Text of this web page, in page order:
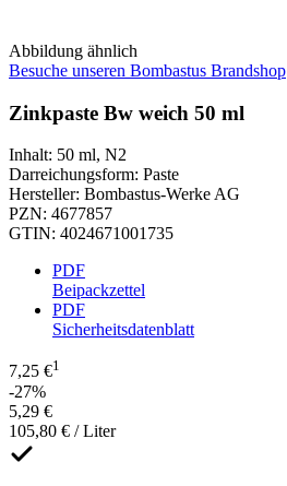
Abbildung ähnlich
Besuche unseren Bombastus Brandshop
Zinkpaste Bw weich 50 ml
Inhalt: 50 ml, N2
Darreichungsform: Paste
Hersteller: Bombastus-Werke AG
PZN: 4677857
GTIN: 4024671001735
PDF
Beipackzettel
PDF
Sicherheitsdatenblatt
7,25 €1
-27%
5,29 €
105,80 € / Liter